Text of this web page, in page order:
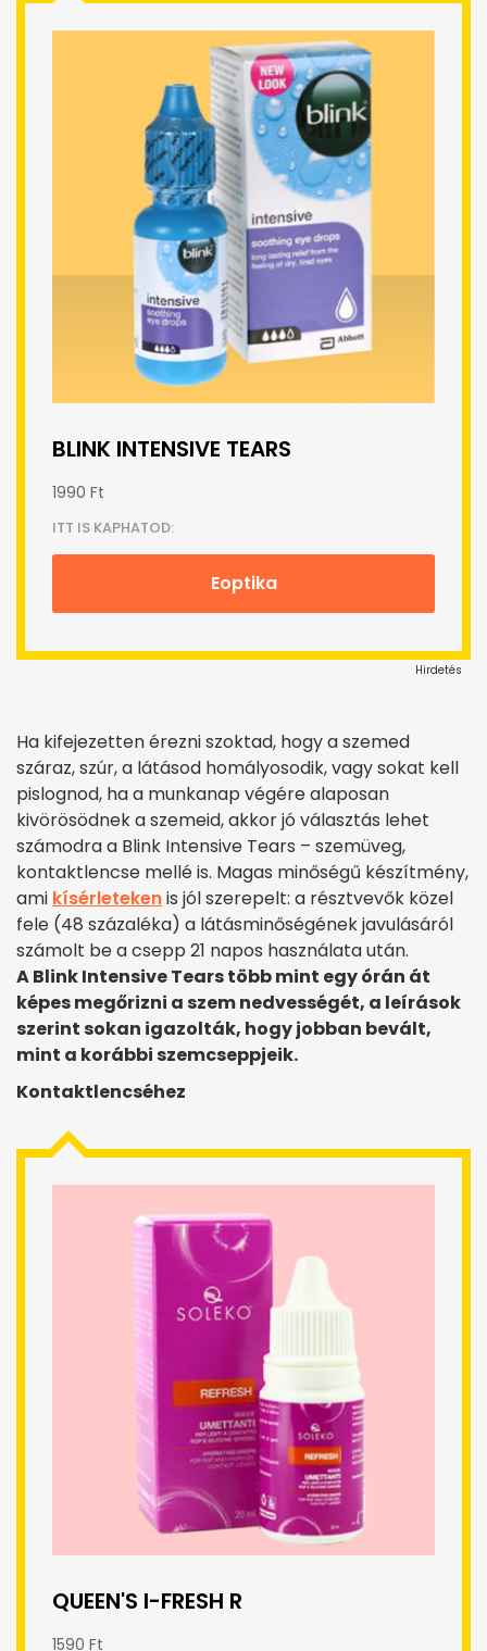
BLINK INTENSIVE TEARS
1990 Ft
ITT IS KAPHATOD:
Eoptika
Hirdetés
Ha kifejezetten érezni szoktad, hogy a szemed
száraz, szúr, a látásod homályosodik, vagy sokat kell
pislognod, ha a munkanap végére alaposan
kivörösödnek a szemeid, akkor jó választás lehet
számodra a Blink Intensive Tears – szemüveg,
kontaktlencse mellé is. Magas minőségű készítmény,
ami kísérletekenis jól szerepelt: a résztvevők közel
fele (48 százaléka) a látásminőségének javulásáról
számolt be a csepp 21 napos használata után.
A Blink Intensive Tears több mint egy órán át
képes megőrizni a szem nedvességét, a leírások
szerint sokan igazolták, hogy jobban bevált,
mint a korábbi szemcseppjeik.
Kontaktlencséhez
QUEEN'S I-FRESH R
1590 Ft